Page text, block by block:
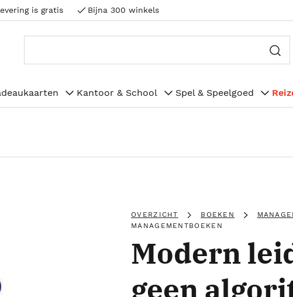
is gratis Bijna 300 winkels
Kantoor & School Spel & Speelgoed
OVERZICHT BOEKEN
MANAGEMENTBOEKEN
Modern
geen